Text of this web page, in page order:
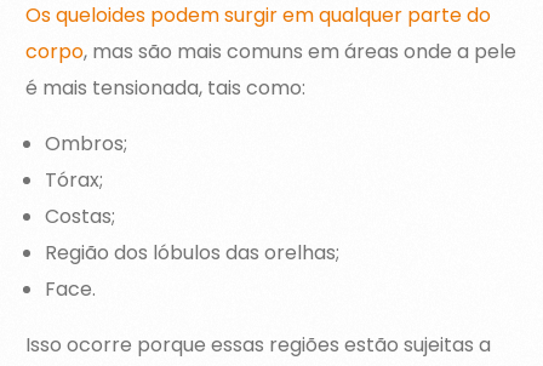
Os queloides podem surgir em qualquer parte do
corpo, mas são mais comuns em áreas onde a pele
é mais tensionada, tais como:
Ombros;
Tórax;
Costas;
Região dos lóbulos das orelhas;
Face.
Isso ocorre porque essas regiões estão sujeitas a